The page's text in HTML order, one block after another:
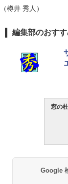
（樽井 秀人）
編集部のおす
窓の
Google